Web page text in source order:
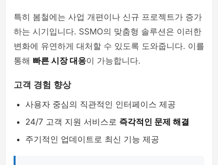
특히 봄철에는 사업 개편이나 신규 프로젝트가 증가
하는 시기입니다. SSMO의 맞춤형 솔루션은 이러한
변화에 유연하게 대처할 수 있도록 도와줍니다. 이를
통해 빠른 시장 대응이 가능합니다.
고객 경험 향상
사용자 중심의 직관적인 인터페이스 제공
24/7 고객 지원 서비스로 즉각적인 문제 해결
주기적인 업데이트로 최신 기능 제공